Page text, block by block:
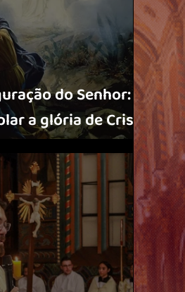
do Senhor:
a glória de Cristo
a caminhada